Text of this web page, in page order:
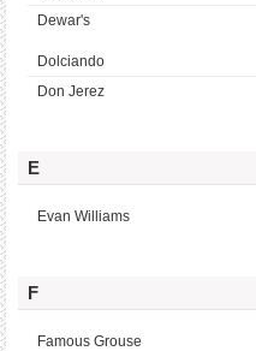
Dewar's
Dolciando
Don Jerez
E
Evan Williams
F
Famous Grouse